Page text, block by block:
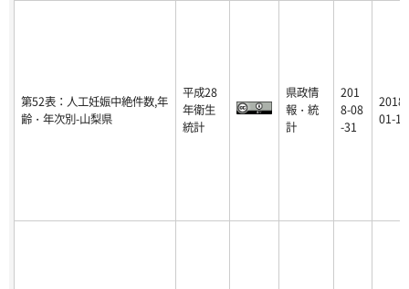
第52表：人工妊娠中絶件数,年
齢・年次別-山梨県
平成28
年衛生
統計
県政情
報・統
計
201
8-08
-31
2018-
01-16